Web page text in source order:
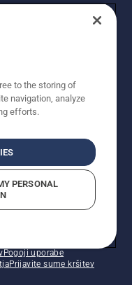
Pogoji uporabe
Prijavite sume kršitev
to the storing of
navigation, analyze
efforts.
PERSONAL